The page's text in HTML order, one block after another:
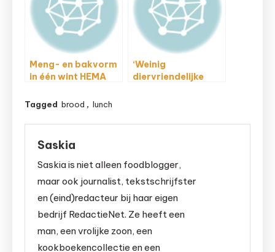
Meng- en bakvorm
in één wint HEMA
‘Weinig
diervriendelijke
Tagged brood , lunch
Saskia
Saskia is niet alleen foodblogger,
maar ook journalist, tekstschrijfster
en (eind)redacteur bij haar eigen
bedrijf RedactieNet. Ze heeft een
man, een vrolijke zoon, een
kookboekencollectie en een